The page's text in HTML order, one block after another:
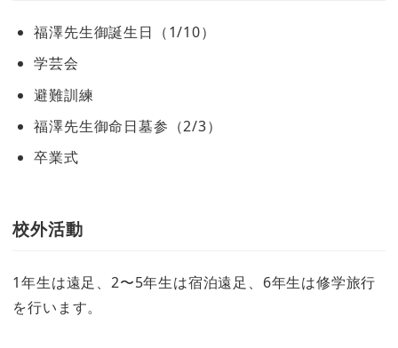
福澤先生御誕生日（1/10）
学芸会
避難訓練
福澤先生御命日墓参（2/3）
卒業式
校外活動
1年生は遠足、2〜5年生は宿泊遠足、6年生は修学旅行
を行います。